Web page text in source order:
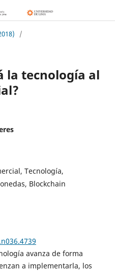
/
la tecnología al
Tecnología,
Blockchain
avanza de forma
a implementarla, los